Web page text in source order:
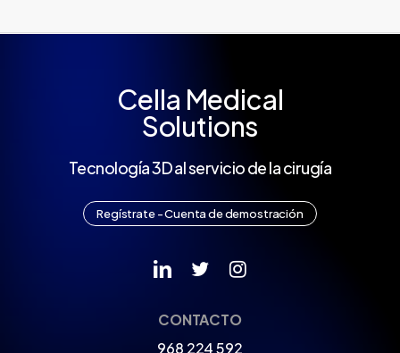
Cella Medical
Solutions
Tecnología 3D al servicio de la cirugía
Regístrate -Cuentadedemostración
CONTACTO
968 224 592